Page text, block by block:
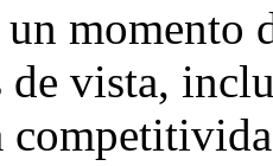
momento
de vista,